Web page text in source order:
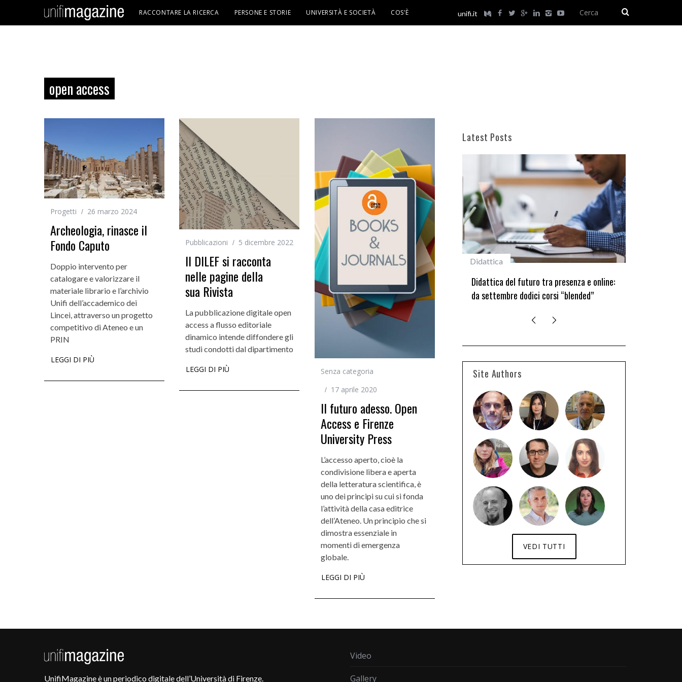
unifi.it
RACCONTARE LA RICERCA PERSONE E STORIE UNIVERSITÀ E SOCIETÀ COS’È
open access
Progetti 26 marzo 2024
Archeologia, rinasce il
Fondo Caputo
Doppio intervento per
catalogare e valorizzare il
materiale librario e l’archivio
Unifi dell’accademico dei
Lincei, attraverso un progetto
competitivo di Ateneo e un
PRIN
LEGGI DI PIÙ
Pubblicazioni 5 dicembre 2022
Il DILEF si racconta
nelle pagine della
sua Rivista
La pubblicazione digitale open
access a flusso editoriale
dinamico intende diffondere gli
studi condotti dal dipartimento
LEGGI DI PIÙ
Senza categoria
17 aprile 2020
Il futuro adesso. Open
Access e Firenze
University Press
L’accesso aperto, cioè la
condivisione libera e aperta
della letteratura scientifica, è
uno dei principi su cui si fonda
l’attività della casa editrice
dell’Ateneo. Un principio che si
dimostra essenziale in
momenti di emergenza
globale.
LEGGI DI PIÙ
Latest Posts
Incarichi e riconoscimenti
Quando la robotica ascolta la voce dei
bambini
Didattica
Didattica del futuro tra presenza e online:
da settembre dodici corsi “blended”
Site Authors
VEDI TUTTI
UnifiMagazine è un periodico digitale dell’Università di Firenze.
Video
Gallery